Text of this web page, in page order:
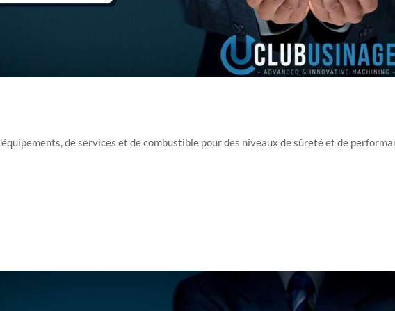
de services et de combustible pour des niveaux de sûreté et de